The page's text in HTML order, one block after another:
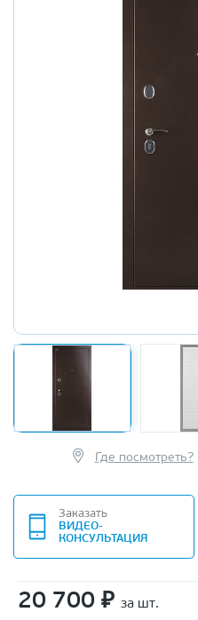
Где посмотреть?
Заказать
ВИДЕО-
КОНСУЛЬТАЦИЯ
20 700 ₽ за шт.